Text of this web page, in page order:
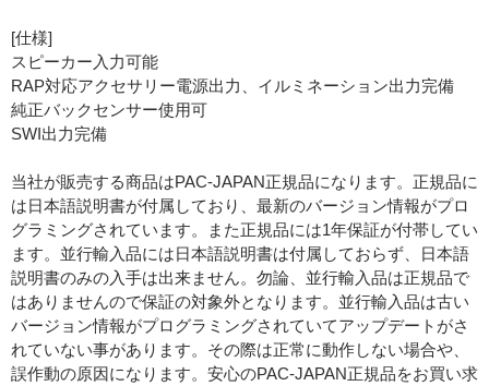
[仕様]
スピーカー入力可能
RAP対応アクセサリー電源出力、イルミネーション出力完備
純正バックセンサー使用可
SWI出力完備
当社が販売する商品はPAC-JAPAN正規品になります。正規品に
は日本語説明書が付属しており、最新のバージョン情報がプロ
グラミングされています。また正規品には1年保証が付帯してい
ます。並行輸入品には日本語説明書は付属しておらず、日本語
説明書のみの入手は出来ません。勿論、並行輸入品は正規品で
はありませんので保証の対象外となります。並行輸入品は古い
バージョン情報がプログラミングされていてアップデートがさ
れていない事があります。その際は正常に動作しない場合や、
誤作動の原因になります。安心のPAC-JAPAN正規品をお買い求